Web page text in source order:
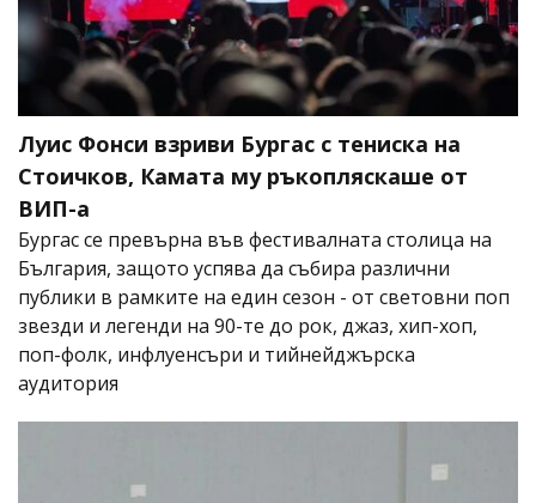
Луис Фонси взриви Бургас с тениска на
Стоичков, Камата му ръкопляскаше от
ВИП-а
Бургас се превърна във фестивалната столица на
България, защото успява да събира различни
публики в рамките на един сезон - от световни поп
звезди и легенди на 90-те до рок, джаз, хип-хоп,
поп-фолк, инфлуенсъри и тийнейджърска
аудитория